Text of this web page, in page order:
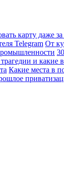
карту даже
Telegram От
и какие
Какие места в